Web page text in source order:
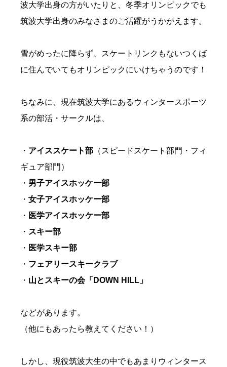
波大学出身の方がいたりと、冬季オリンピックでも
筑波大学出身のみなさまのご活躍がうかがえます。
雪がめったに降らず、スケートリンクもないつくば
に住んでいてもオリンピックにいけちゃうのです！
ちなみに、現在筑波大学にあるウィンタースポーツ
系の部活・サークルは、
・ アイススケート部 （スピードスケート部門・フィ
ギュア部門）
・ 男子アイスホッケー部
・ 女子アイスホッケー部
・ 医学アイスホッケー部
・ スキー部
・ 医学スキー部
・ フェアリースキークラブ
・ 山とスキーの会「DOWN HILL」
などがあります。
（他にもあったら教えてください！）
しかし、現役筑波大生の中でもあまりウィンタース